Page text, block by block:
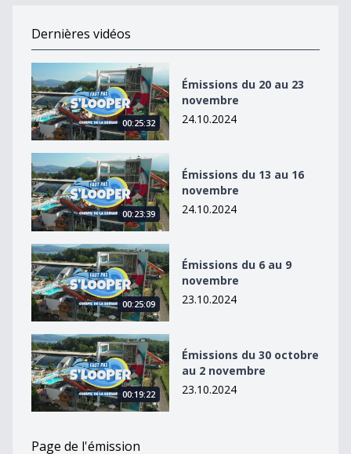
Dernières vidéos
Émissions du 20 au 23 novembre
00:25:32
Émissions du 20 au 23
novembre
24.10.2024
Émissions du 13 au 16 novembre
00:23:39
Émissions du 13 au 16
novembre
24.10.2024
Émissions du 6 au 9 novembre
00:25:09
Émissions du 6 au 9
novembre
23.10.2024
Émissions du 30 octobre au 2 novembre
00:19:22
Émissions du 30 octobre
au 2 novembre
23.10.2024
Page de l'émission